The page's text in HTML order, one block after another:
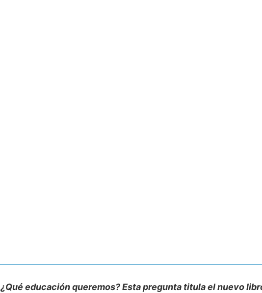
¿Qué educación queremos? Esta pregunta titula el nuevo